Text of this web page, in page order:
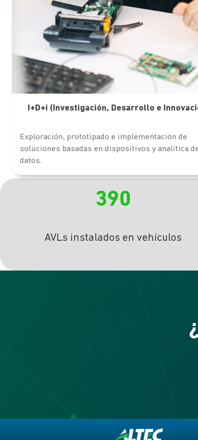
I+D+i (Investigación, Desarrollo e
Exploración, prototipado e implementación de
soluciones basadas en dispositivos y analítica
datos.
390
AVLs instalados en vehículos